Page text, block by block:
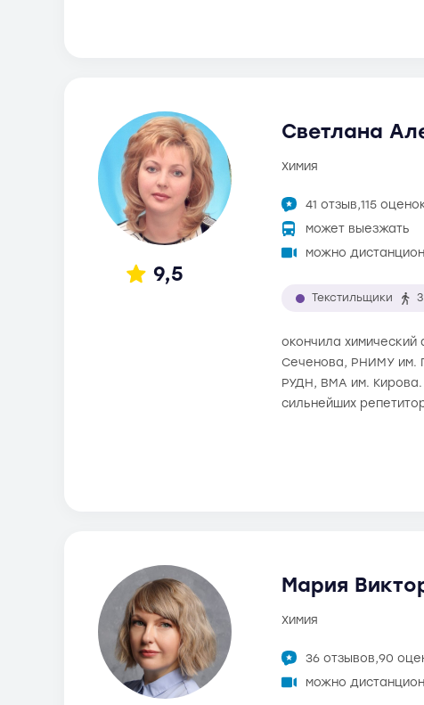
9,5
Светлана
химия
41 отзыв,115
может выезжать
можно
Текстильщики
окончила
Сеченова, РНИМУ им.
РУДН, ВМА им.
сильнейших
Мария
химия
36 отзывов,90
можно